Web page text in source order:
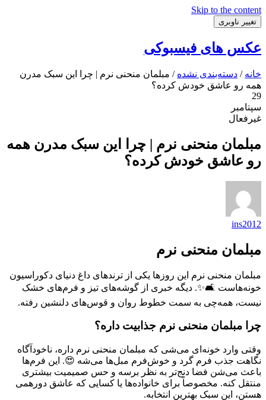
Skip to the content
تغییر ناوبری
عکس های فیسبوکی
خانه / دسته‌بندی نشده / مبلمان منحنی نرم | چرا این سبک مدرن
همه رو عاشق خودش کرده؟
29
سپتامبر
غیرفعال
مبلمان منحنی نرم | چرا این سبک مدرن همه
رو عاشق خودش کرده؟
ins2012
مبلمان منحنی نرم
مبلمان منحنی نرم این روزها یکی از ترندهای داغ دنیای دکوراسیون
خونه‌هاست 🛋️✨. دیگه خبری از گوشه‌های تیز و فرم‌های خشک
نیست، همه‌چی به سمت خطوط روان و قوس‌های دلنشین رفته.
چرا مبلمان منحنی نرم جذابیت داره؟
وقتی وارد خونه‌ای می‌شی که مبلمان منحنی نرم داره، ناخودآگاه
نگاهت جذب فرم گرد و خوش‌فرم مبل‌ها می‌شه 😍. این فرم‌ها
باعث می‌شن فضا دنج‌تر به نظر برسه و حس صمیمیت بیشتری
منتقل کنه. مخصوصاً برای خانواده‌ها یا کسایی که عاشق دورهمی
هستن، این سبک بهترین انتخابه.